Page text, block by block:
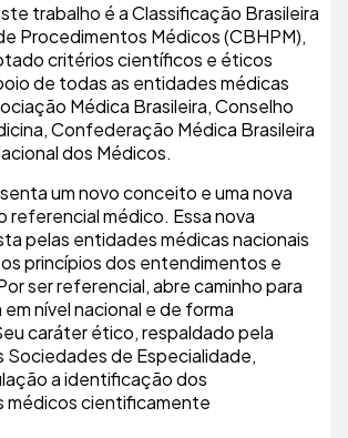
trabalho é a Classificação Brasileira
Procedimentos Médicos (CBHPM),
critérios científicos e éticos
de todas as entidades médicas
Médica Brasileira, Conselho
Confederação Médica Brasileira
dos Médicos.
um novo conceito e uma nova
referencial médico. Essa nova
pelas entidades médicas nacionais
princípios dos entendimentos e
ser referencial, abre caminho para
nível nacional e de forma
caráter ético, respaldado pela
Sociedades de Especialidade,
a identificação dos
médicos cientificamente